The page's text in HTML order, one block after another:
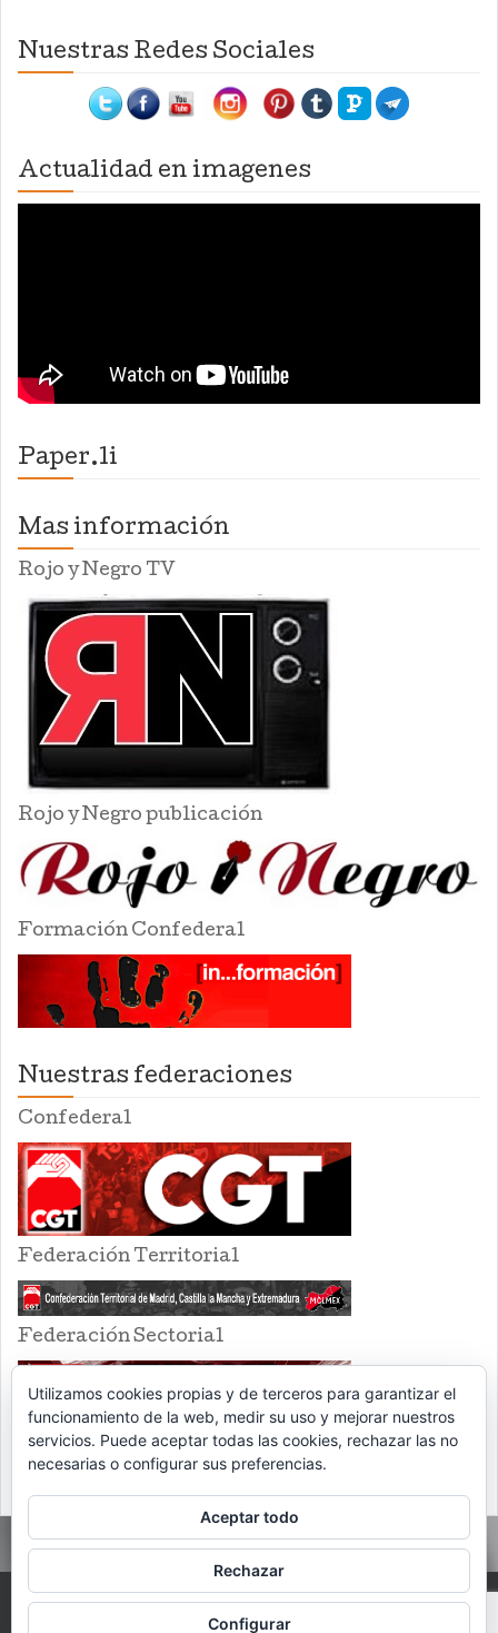
Nuestras Redes Sociales
Actualidad en imagenes
Paper.li
Mas información
Rojo y Negro TV
Rojo y Negro publicación
Formación Confederal
Nuestras federaciones
Confederal
Federación Territorial
Federación Sectorial
PROUDLY POWERED BY WORDPRESS THEME: EVENTBRITE SINGLE EVENT
Utilizamos cookies propias y de terceros para garantizar el
funcionamiento de la web, medir su uso y mejorar nuestros
servicios. Puede aceptar todas las cookies, rechazar las no
necesarias o configurar sus preferencias.
Aceptar todo
Rechazar
Configurar